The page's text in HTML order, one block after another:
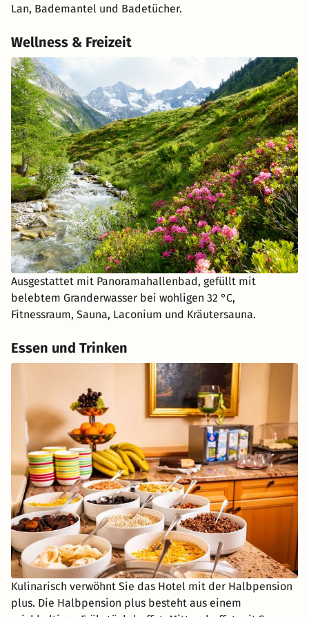
Lan, Bademantel und Badetücher.
Wellness & Freizeit
Ausgestattet mit Panoramahallenbad, gefüllt mit
belebtem Granderwasser bei wohligen 32 °C,
Fitnessraum, Sauna, Laconium und Kräutersauna.
Essen und Trinken
Kulinarisch verwöhnt Sie das Hotel mit der Halbpension
plus. Die Halbpension plus besteht aus einem